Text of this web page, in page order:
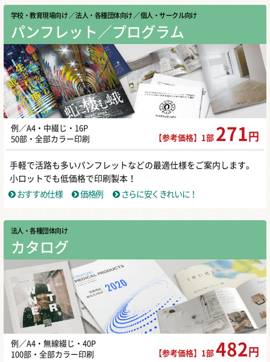
学校・教育現場向け ／ 法人・各種団体向け ／ 個人・サークル向け
パンフレット／プログラム
例／A4・中綴じ・16P
50部・全部カラー印刷
【参考価格】1部 271 円
手軽で活路も多いパンフレットなどの最適仕様をご案内します。
小ロットでも低価格で印刷製本！
おすすめ仕様
価格例 さらに安くきれいに！
法人・各種団体向け
カタログ
例／A4・無線綴じ・40P
100部・全部カラー印刷
【参考価格】1部 482 円